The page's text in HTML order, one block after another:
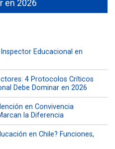
en 2026
Educacional en
4 Protocolos Críticos
Debe Dominar en 2026
en Convivencia
la Diferencia
en Chile? Funciones,